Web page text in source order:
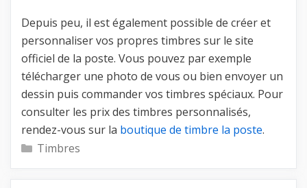
Depuis peu, il est également possible de créer et
personnaliser vos propres timbres sur le site
officiel de la poste. Vous pouvez par exemple
télécharger une photo de vous ou bien envoyer un
dessin puis commander vos timbres spéciaux. Pour
consulter les prix des timbres personnalisés,
rendez-vous sur la boutique de timbre la poste.
Catégories
Timbres